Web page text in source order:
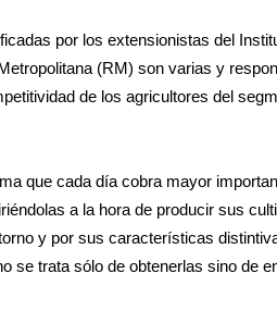
por los extensionistas del
(RM) son varias y
de los agricultores del
que cada día cobra mayor
a la hora de producir sus
y por sus características
se trata sólo de obtenerlas sino de